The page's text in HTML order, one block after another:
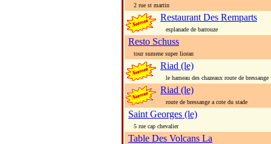
2 rue st martin
Restaurant Des Remparts
esplanade de barrouze
Resto Schuss
tour sumene super lioran
Riad (le)
le hameau des chazeaux route de bressange
Riad (le)
route de bressange a cote du stade
Saint Georges (le)
5 rue cap chevalier
Table Des Volcans La